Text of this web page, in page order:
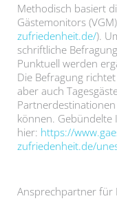
Methodisch basiert
Gästemonitors
zufriedenheit.de/).
schriftliche
Punktuell werden
Die Befragung
aber auch
können. Gebündelte
hier: https://
zufriedenheit.de/
Ansprechpartner für